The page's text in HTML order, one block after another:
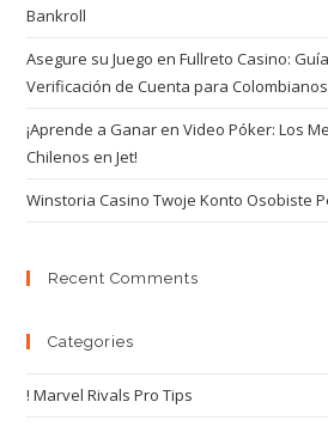
Bankroll
Asegure su Juego en Fullreto Casino:
Verificación de Cuenta para Colombianos
¡Aprende a Ganar en Video Póker: Los
Chilenos en Jet!
Winstoria Casino Twoje Konto Osobiste
Recent Comments
Categories
! Marvel Rivals Pro Tips